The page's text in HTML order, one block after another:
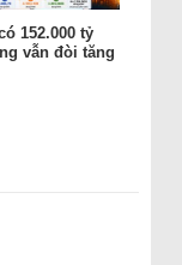
152.000 tỷ
vẫn đòi tăng